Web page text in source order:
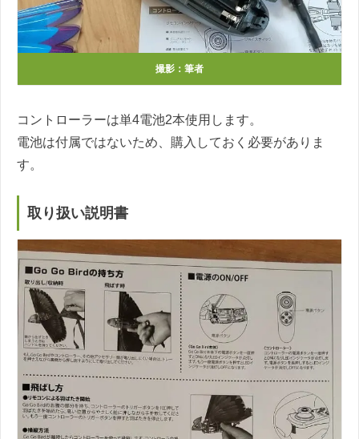
撮影：筆者
コントローラーは単4電池2本使用します。
電池は付属ではないため、購入しておく必要がありま
す。
取り扱い説明書